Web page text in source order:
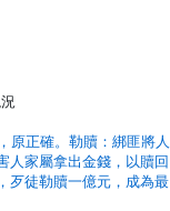
原正確。勒贖：綁匪將人
人家屬拿出金錢，以贖回
歹徒勒贖一億元，成為最